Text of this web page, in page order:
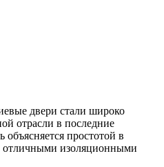
двери стали широко
отрасли в последние
объясняется простотой в
отличными изоляционными